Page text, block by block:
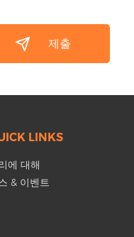
LINKS
에 대해
& 이벤트